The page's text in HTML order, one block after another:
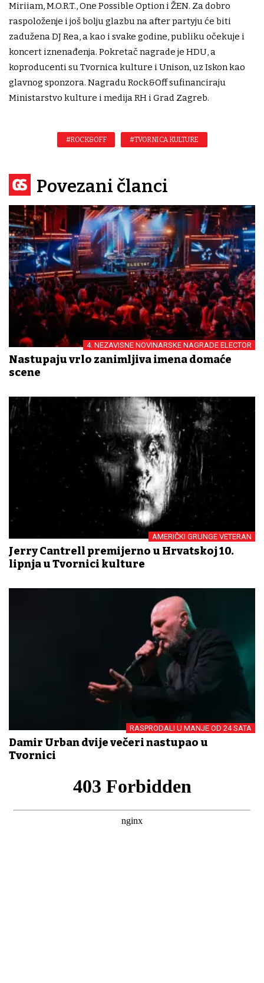
Miriiam, M.O.R.T., One Possible Option i ŽEN. Za dobro
raspoloženje i još bolju glazbu na after partyju će biti
zadužena DJ Rea, a kao i svake godine, publiku očekuje i
koncert iznenađenja. Pokretač nagrade je HDU, a
koproducenti su Tvornica kulture i Unison, uz Iskon kao
glavnog sponzora. Nagradu Rock&Off sufinanciraju
Ministarstvo kulture i medija RH i Grad Zagreb.
#ROCK&OFF #TVORNICA KULTURE
Povezani članci
4. NEZAVISNE NOVINARSKE NAGRADE ELECTOR
Nastupaju vrlo zanimljiva imena domaće
scene
AMERIČKI GRUNGE VETERAN
Jerry Cantrell premijerno u Hrvatskoj 10.
lipnja u Tvornici kulture
RASPRODALI U MANJE OD 24 SATA
Damir Urban dvije večeri nastupao u
Tvornici